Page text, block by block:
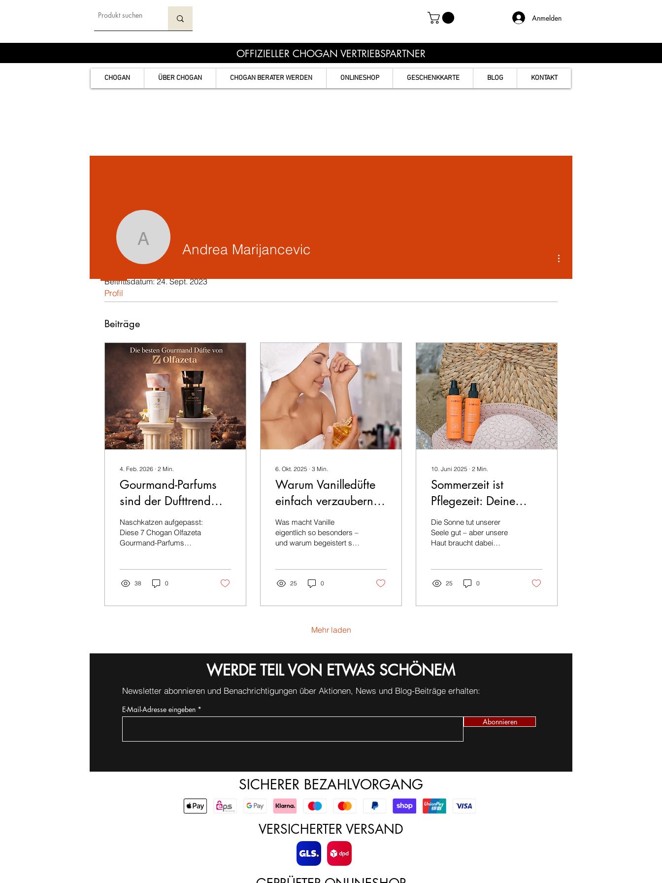
Anmelden
OFFIZIELLER CHOGAN VERTRIEBSPARTNER
CHOGAN ÜBER CHOGAN CHOGAN BERATER WERDEN ONLINESHOP GESCHENKKARTE BLOG KONTAKT
Profil
Beitrittsdatum: 24. Sept. 2023
Beiträge
4. Feb. 2026 ∙ 2 Min.
Gourmand-Parfums
sind der Dufttrend
2026 – diese 7
Chogan Olfazeta
Düfte sind besonders
beliebt
Naschkatzen aufgepasst:
Diese 7 Chogan Olfazeta
Gourmand-Parfums
Duftmomenten. Egal ob
Süße, eleganter Wärme
38 0
6. Okt. 2025 ∙ 3 Min.
Warum Vanilledüfte
einfach verzaubern –
und welche Chogan
Olfazeta Düfte du
lieben wirst
Was macht Vanille
eigentlich so besonders –
und warum begeistert sie
meine Favoriten unter den
Vanilledüfte
25 0
10. Juni 2025 ∙ 2 Min.
Sommerzeit ist
Pflegezeit: Deine
Must-haves für den
Sonnenschutz von
Aurodhea ☀️
Die Sonne tut unserer
Seele gut – aber unsere
Haut braucht dabei
hochwertiger
unerlässlich.
Pigmentflecken führen.
Umso wichtiger ist es,
rechtzeitig vorzubeugen –
mit den richtigen
25 0
Mehr laden
Andrea Marijancevic
Andrea Marijancevic
Profil
WERDE TEIL VON ETWAS SCHÖNEM
Newsletter abonnieren und Benachrichtigungen über Aktionen, News und Blog-Beiträge erhalten:
E-Mail-Adresse eingeben
Abonnieren
SICHERER BEZAHLVORGANG
VERSICHERTER VERSAND